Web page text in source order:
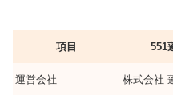
項目 551
運営会社 株式会社